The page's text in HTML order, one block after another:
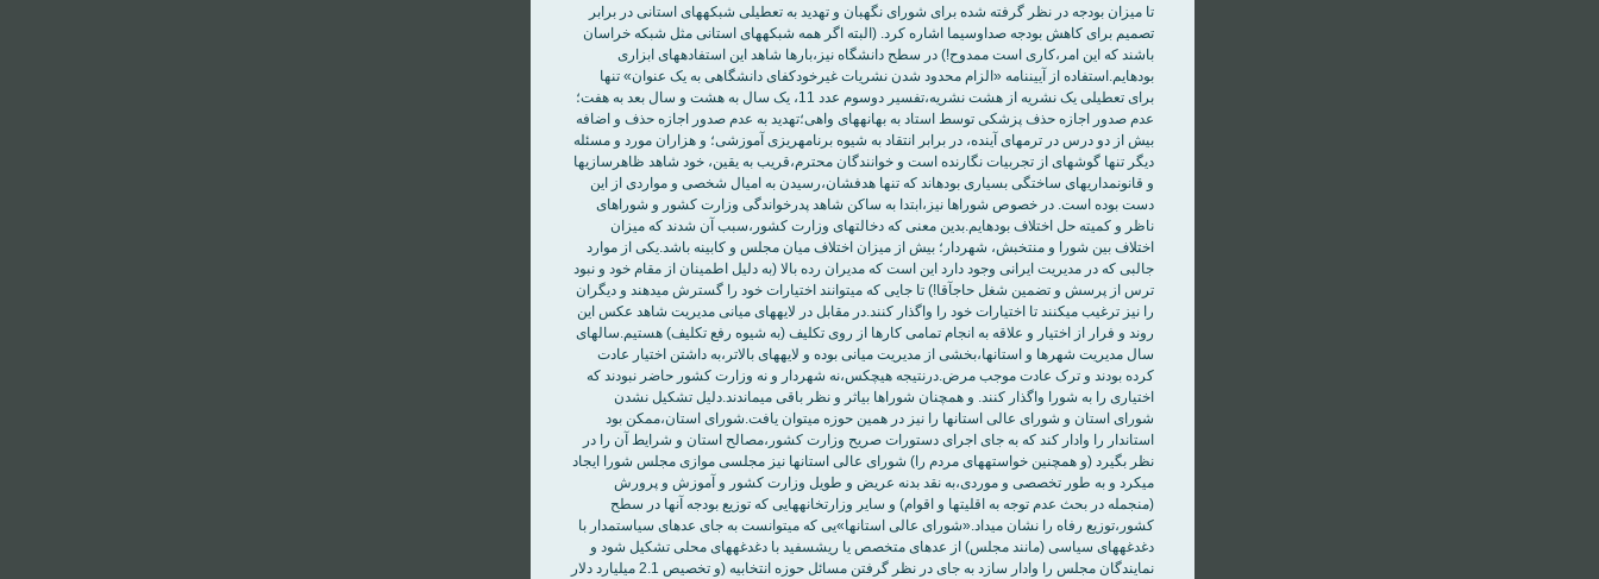
تا ميزان بودجه در نظر گرفته شده برای شورای نگهبان و تهديد به تعطيلی شبکه‎‏های استانی در برابر
تصميم برای کاهش بودجه صداوسيما اشاره کرد. (البته اگر همه شبکه‎‏های استانی مثل شبکه خراسان
باشند که اين امر،کاری است ممدوح!) در سطح دانشگاه نيز،بارها شاهد اين استفاده‎‏های ابزاری
بوده‎‏ايم.استفاده از آيين‎‏نامه «الزام محدود شدن نشريات غيرخودکفای دانشگاهی به يک عنوان» تنها
برای تعطيلی يک نشريه از هشت نشريه،تفسير دوسوم عدد 11، يک سال به هشت و سال بعد به هفت؛
عدم صدور اجازه حذف پزشکی توسط استاد به بهانه‎‏های واهی؛تهديد به عدم صدور اجازه حذف و اضافه
بيش از دو درس در ترم‎‏های آينده، در برابر انتقاد به شيوه برنامه‎‏ريزی آموزشی؛ و هزاران مورد و مسئله
ديگر تنها گوشه‎‏ای از تجربيات نگارنده است و خوانندگان محترم،قريب به يقين، خود شاهد ظاهرسازي‎‏ها
و قانون‎‏مداري‎‏های ساختگی بسياری بوده‎‏اند که تنها هدفشان،رسيدن به اميال شخصی و مواردی از اين
دست بوده است. در خصوص شوراها نيز،ابتدا به ساکن شاهد پدرخواندگی وزارت کشور و شوراهای
ناظر و کميته حل اختلاف بوده‎‏ايم.بدين معنی که دخالت‎‏های وزارت کشور،سبب آن شدند که ميزان
اختلاف بين شورا و منتخبش، شهردار؛ بيش از ميزان اختلاف ميان مجلس و کابينه باشد.يکی از موارد
جالبی که در مديريت ايرانی وجود دارد اين است که مديران رده بالا (به دليل اطمينان از مقام خود و نبود
ترس از پرسش و تضمين شغل حاج‎‏آقا!) تا جايی که مي‎‏توانند اختيارات خود را گسترش مي‎‏دهند و ديگران
را نيز ترغيب مي‎‏کنند تا اختيارات خود را واگذار کنند.در مقابل در لايه‎‏های ميانی مديريت شاهد عکس اين
روند و فرار از اختيار و علاقه به انجام تمامی کارها از روی تکليف (به شيوه رفع تکليف) هستيم.سالهای
سال مديريت شهرها و استان‎‏ها،بخشی از مديريت ميانی بوده و لايه‎‏های بالاتر،به داشتن اختيار عادت
کرده بودند و ترک عادت موجب مرض.درنتيجه هيچ‎‏کس،نه شهردار و نه وزارت کشور حاضر نبودند که
اختياری را به شورا واگذار کنند. و همچنان شوراها بي‎‏اثر و نظر باقی مي‎‏ماندند.دليل تشکيل نشدن
شورای استان و شورای عالی استان‎‏ها را نيز در همين حوزه مي‎‏توان يافت.شورای استان،ممکن بود
استاندار را وادار کند که به جای اجرای دستورات صريح وزارت کشور،مصالح استان و شرايط آن را در
نظر بگيرد (و همچنين خواسته‎‏های مردم را) شورای عالی استان‎‏ها نيز مجلسی موازی مجلس شورا ايجاد
مي‎‏کرد و به طور تخصصی و موردی،به نقد بدنه عريض و طويل وزارت کشور و آموزش و پرورش
(من‎‏جمله در بحث عدم توجه به اقليت‎‏ها و اقوام) و ساير وزارت‎‏خانه‎‏هايی که توزيع بودجه آن‎‏ها در سطح
کشور،توزيع رفاه را نشان مي‎‏داد.«شورای عالی استان‎‏ها»يی که مي‎‏توانست به جای عده‎‏ای سياست‎‏مدار با
دغدغه‏‎های سياسی (مانند مجلس) از عده‎‏ای متخصص يا ريش‎‏سفيد با دغدغه‎‏های محلی تشکيل شود و
نمايندگان مجلس را وادار سازد به جای در نظر گرفتن مسائل حوزه انتخابيه (و تخصيص 2.1 ميليارد دلار